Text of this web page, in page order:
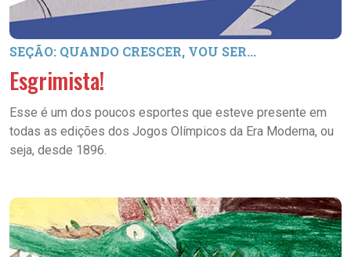
SEÇÃO: QUANDO CRESCER, VOU SER...
Esgrimista!
Esse é um dos poucos esportes que esteve presente em
todas as edições dos Jogos Olímpicos da Era Moderna, ou
seja, desde 1896.